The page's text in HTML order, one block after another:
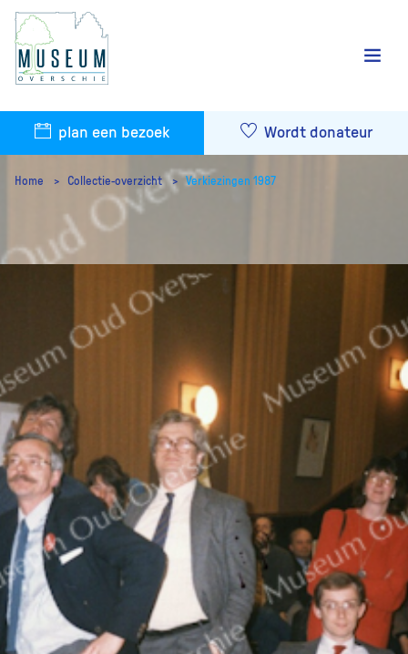
plan een bezoek Wordt donateur
Home Collectie-overzicht Verkiezingen 1987